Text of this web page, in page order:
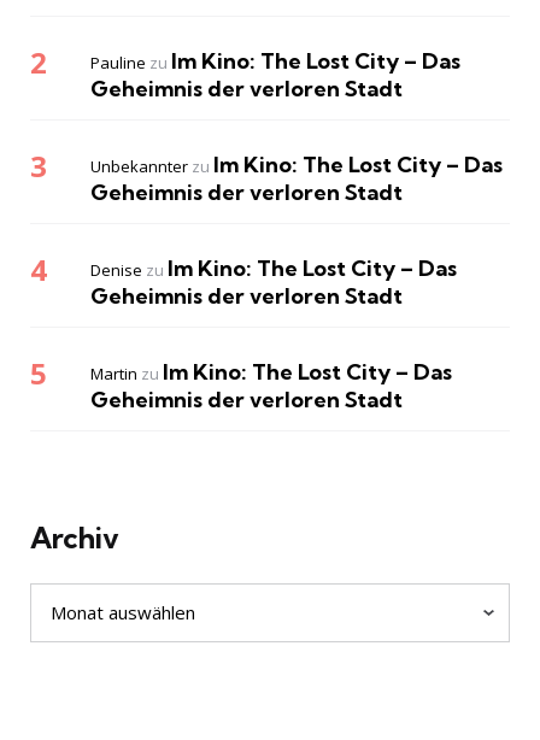
Pauline zu Im Kino: The Lost City – Das
Geheimnis der verloren Stadt
Unbekannter zu Im Kino: The Lost City – Das
Geheimnis der verloren Stadt
Denise zu Im Kino: The Lost City – Das
Geheimnis der verloren Stadt
Martin zu Im Kino: The Lost City – Das
Geheimnis der verloren Stadt
Archiv
Archiv